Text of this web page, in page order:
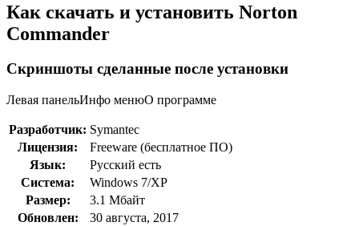
Как скачать и установить Norton
Commander
Скриншоты сделанные после установки
Левая панельИнфо менюО программе
Разработчик: Symantec
Лицензия:
Freeware (бесплатное ПО)
Язык:
Русский есть
Система:
Windows 7/XP
Размер:
3.1 Мбайт
Обновлен:
30 августа, 2017